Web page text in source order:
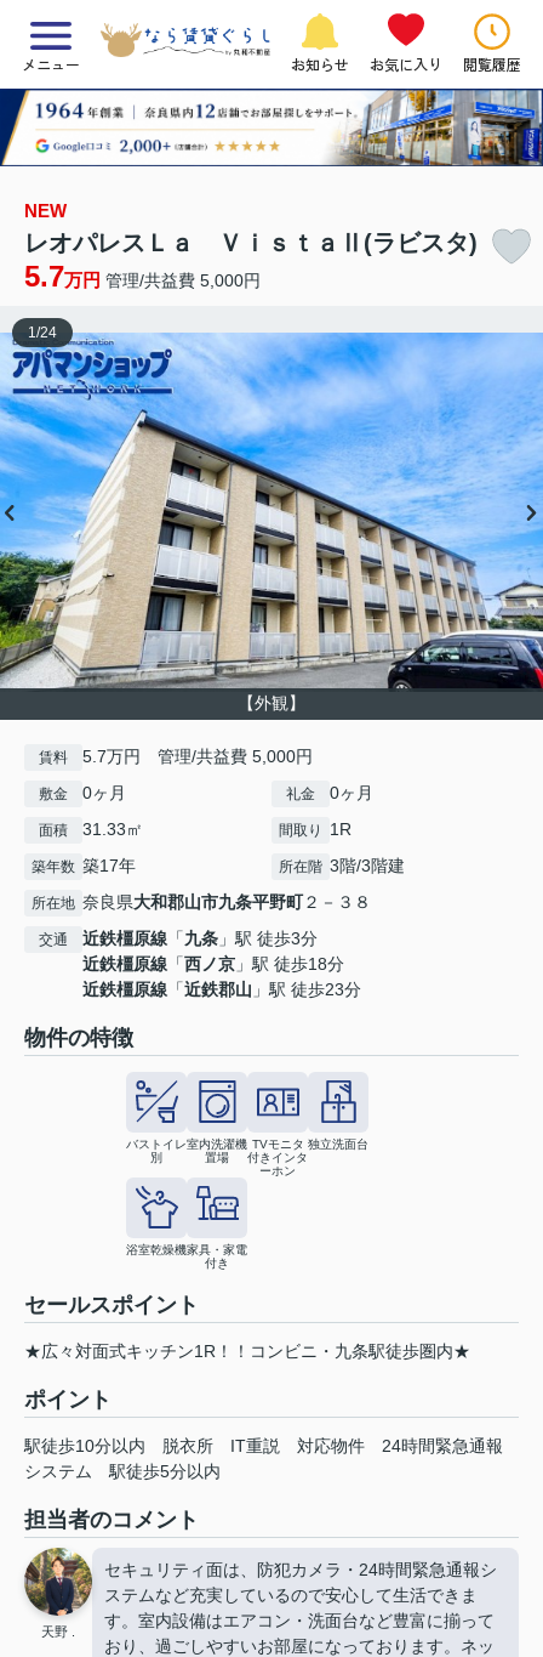
メニュー お知らせ お気に入り 閲覧履歴
NEW
レオパレスＬａ ＶｉｓｔａⅡ(ラビスタ)
5.7万円 管理/共益費 5,000円
【外観】
1/24
賃料 5.7万円 管理/共益費 5,000円
敷金 0ヶ月 礼金 0ヶ月
面積 31.33㎡ 間取り 1R
築年数 築17年 所在階 3階/3階建
所在地 奈良県大和郡山市九条平野町２－３８
交通 近鉄橿原線 「九条 」駅 徒歩3分
近鉄橿原線 「西ノ京 」駅 徒歩18分
近鉄橿原線 「近鉄郡山 」駅 徒歩23分
物件の特徴
バストイレ
別
室内洗濯機
置場
TVモニタ
付きインタ
ーホン
独立洗面台
浴室乾燥機家具・家電
付き
セールスポイント
★広々対面式キッチン1R！！コンビニ・九条駅徒歩圏内★
ポイント
駅徒歩10分以内 脱衣所 IT重説 対応物件
24時間緊急通報
システム
駅徒歩5分以内
担当者のコメント
天野 .
セキュリティ面は、防犯カメラ・24時間緊急通報シ
ステムなど充実しているので安心して生活できま
す。室内設備はエアコン・洗面台など豊富に揃って
おり、過ごしやすいお部屋になっております。ネッ